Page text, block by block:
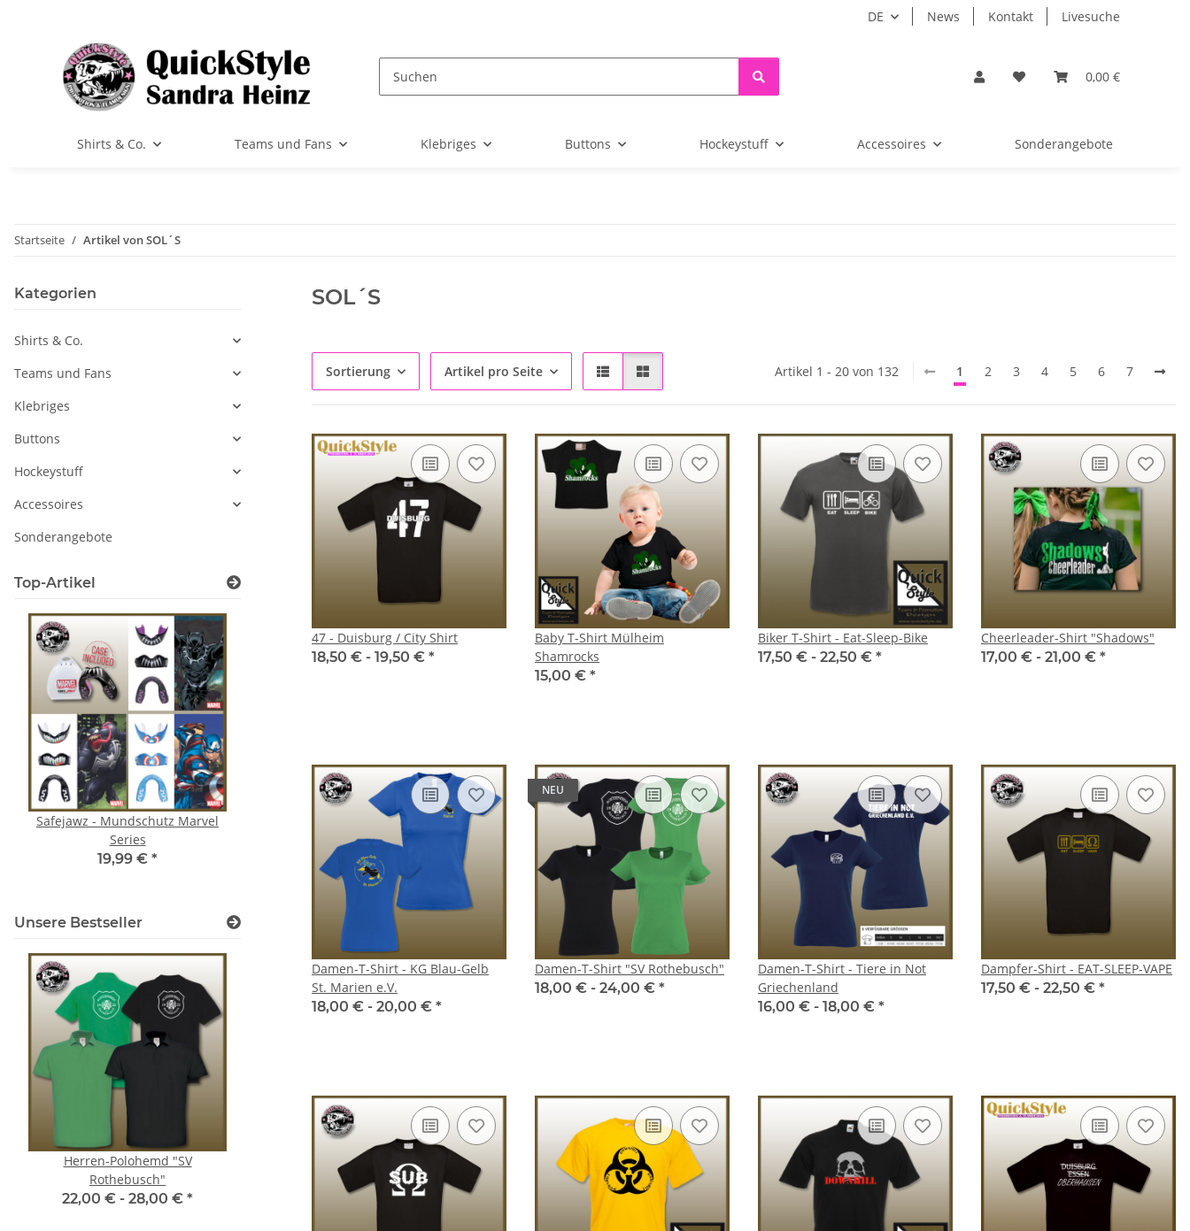
DE News Kontakt Livesuche
0,00 €
Shirts & Co. Teams und Fans Klebriges Buttons Hockeystuff Accessoires Sonderangebote
Startseite Artikel von SOL´S
SOL´S
Sortierung Artikel pro Seite Artikel 1 - 20 von 132 1 2 3 4 5 6 7
47 - Duisburg / City Shirt
18,50 € - 19,50 € *
Baby T-Shirt Mülheim
Shamrocks
15,00 € *
Biker T-Shirt - Eat-Sleep-Bike
17,50 € - 22,50 € *
Cheerleader-Shirt "Shadows"
17,00 € - 21,00 € *
Damen-T-Shirt - KG Blau-Gelb
St. Marien e.V.
18,00 € - 20,00 € *
NEU
Damen-T-Shirt "SV Rothebusch"
18,00 € - 24,00 € *
Damen-T-Shirt - Tiere in Not
Griechenland
16,00 € - 18,00 € *
Dampfer-Shirt - EAT-SLEEP-VAPE
17,50 € - 22,50 € *
Kategorien
Shirts & Co.
Teams und Fans
Klebriges
Buttons
Hockeystuff
Accessoires
Sonderangebote
Top-Artikel
Safejawz - Mundschutz Marvel
Series
19,99 € *
Kumpel Hoodie - Ruhrpott
39,99 € -41,99 € *
Fahrstil OK? - Don´t like my
Shocker * Sticker
2,00 €
Kumpel Shirt - Glückauf
19,90 €*
Safejawz - Mundschutz Intro
Series - Adult
9,99 €
Unsere Bestseller
Herren-Polohemd "SV
Rothebusch"
22,00 € - 28,00 € *
T-Shirt Mülheim Shamrocks
17,00 € -
19,00 €*
Hoodie Mülheim Shamrocks
"Player"
46,00 €
T-Shirt Rosehill Linedancer
18,00 € - 24,00 €*
Damen Polo-Hemd Rosehill
Linedancer
22,00 €